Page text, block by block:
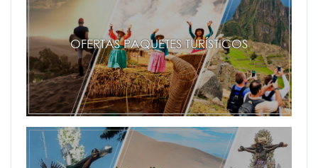
OFERTAS PAQUETES TURÍSTICOS